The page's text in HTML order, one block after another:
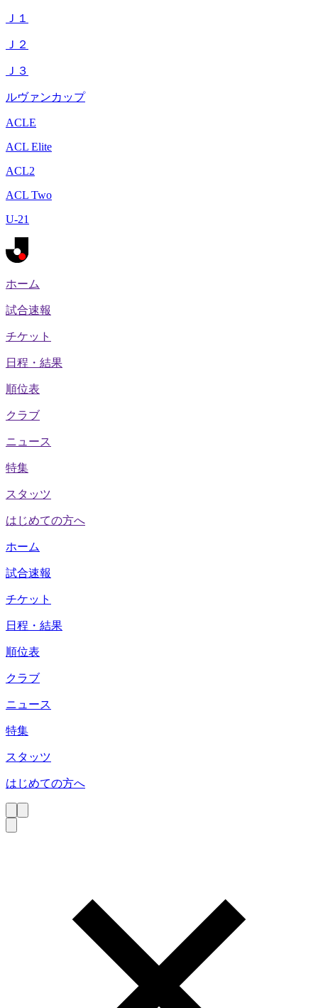
Ｊ１
Ｊ２
Ｊ３
ルヴァンカップ
ACLE
ACL Elite
ACL2
ACL Two
U-21
ホーム
試合速報
チケット
日程・結果
順位表
クラブ
ニュース
特集
スタッツ
はじめての方へ
ホーム
試合速報
チケット
日程・結果
順位表
クラブ
ニュース
特集
スタッツ
はじめての方へ